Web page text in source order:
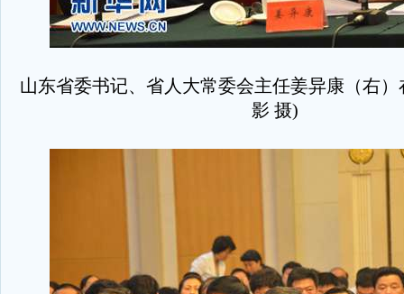
山东省委书记、省人大常委会主任姜异康（右
影 摄)